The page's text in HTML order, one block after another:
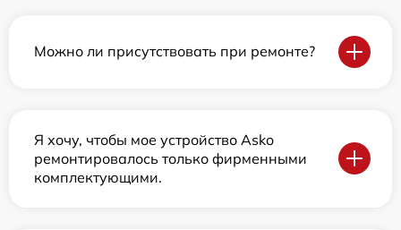
Можно ли присутствовать при ремонте?
Я хочу, чтобы мое устройство Asko
ремонтировалось только фирменными
комплектующими.